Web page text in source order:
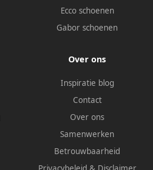
Ecco schoenen
Gabor schoenen
Over ons
Inspiratie blog
Contact
Over ons
Samenwerken
Betrouwbaarheid